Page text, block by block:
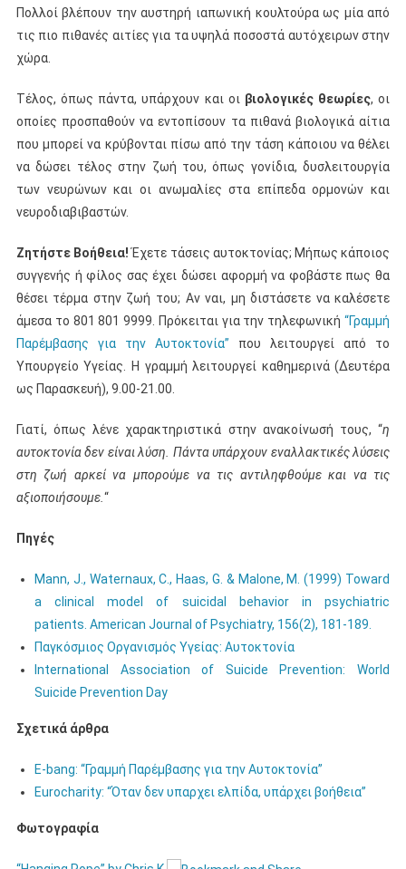
Πολλοί βλέπουν την αυστηρή ιαπωνική κουλτούρα ως μία από
τις πιο πιθανές αιτίες για τα υψηλά ποσοστά αυτόχειρων στην
χώρα.
Τέλος, όπως πάντα, υπάρχουν και οι βιολογικές θεωρίες, οι
οποίες προσπαθούν να εντοπίσουν τα πιθανά βιολογικά αίτια
που μπορεί να κρύβονται πίσω από την τάση κάποιου να θέλει
να δώσει τέλος στην ζωή του, όπως γονίδια, δυσλειτουργία
των νευρώνων και οι ανωμαλίες στα επίπεδα ορμονών και
νευροδιαβιβαστών.
Ζητήστε Βοήθεια!Έχετε τάσεις αυτοκτονίας; Μήπως κάποιος
συγγενής ή φίλος σας έχει δώσει αφορμή να φοβάστε πως θα
θέσει τέρμα στην ζωή του; Αν ναι, μη διστάσετε να καλέσετε
άμεσα το 801 801 9999. Πρόκειται για την τηλεφωνική“Γραμμή
Παρέμβασης για την Αυτοκτονία” που λειτουργεί από το
Υπουργείο Υγείας. Η γραμμή λειτουργεί καθημερινά (Δευτέρα
ως Παρασκευή), 9.00-21.00.
Γιατί, όπως λένε χαρακτηριστικά στην ανακοίνωσή τους, “η
αυτοκτονία δεν είναι λύση. Πάντα υπάρχουν εναλλακτικές λύσεις
στη ζωή αρκεί να μπορούμε να τις αντιληφθούμε και να τις
αξιοποιήσουμε. “
Πηγές
Mann, J., Waternaux, C., Haas, G. & Malone, M. (1999) Toward
a clinical model of suicidal behavior in psychiatric
patients. American Journal of Psychiatry, 156(2), 181-189.
Παγκόσμιος Οργανισμός Υγείας: Αυτοκτονία
International Association of Suicide Prevention: World
Suicide Prevention Day
Σχετικά άρθρα
E-bang: “Γραμμή Παρέμβασης για την Αυτοκτονία”
Eurocharity: “Όταν δεν υπαρχει ελπίδα, υπάρχει βοήθεια”
Φωτογραφία